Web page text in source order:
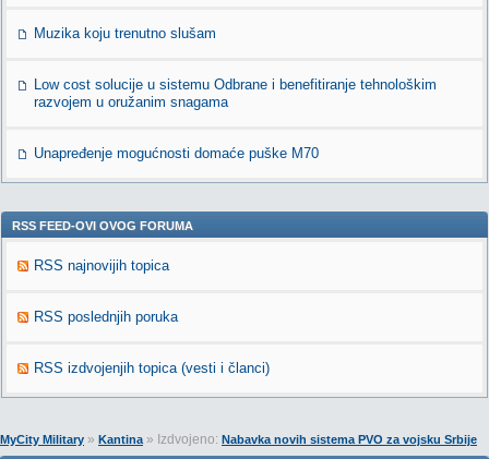
Muzika koju trenutno slušam
Low cost solucije u sistemu Odbrane i benefitiranje tehnološkim
razvojem u oružanim snagama
Unapređenje mogućnosti domaće puške M70
RSS FEED-OVI OVOG FORUMA
RSS najnovijih topica
RSS poslednjih poruka
RSS izdvojenjih topica (vesti i članci)
MyCity Military » Kantina» Izdvojeno: Nabavka novih sistema PVO za vojsku Srbije